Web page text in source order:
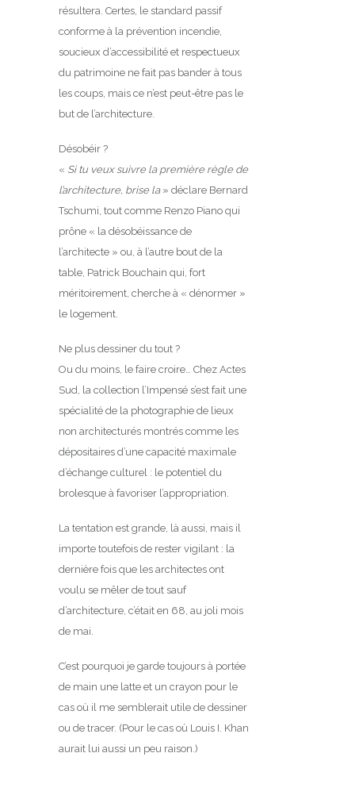
résultera. Certes, le standard passif
conforme à la prévention incendie,
soucieux d’accessibilité et respectueux
du patrimoine ne fait pas bander à tous
les coups, mais ce n’est peut-être pas le
but de l’architecture.
Désobéir ?
« Si tu veux suivre la première règle de
l’architecture, brise la» déclare Bernard
Tschumi, tout comme Renzo Piano qui
prône « la désobéissance de
l’architecte » ou, à l’autre bout de la
table, Patrick Bouchain qui, fort
méritoirement, cherche à « dénormer »
le logement.
Ne plus dessiner du tout ?
Ou du moins, le faire croire… Chez Actes
Sud, la collection l’Impensé s’est fait une
spécialité de la photographie de lieux
non architecturés montrés comme les
dépositaires d’une capacité maximale
d’échange culturel : le potentiel du
brolesque à favoriser l’appropriation.
La tentation est grande, là aussi, mais il
importe toutefois de rester vigilant : la
dernière fois que les architectes ont
voulu se mêler de tout sauf
d’architecture, c’était en 68, au joli mois
de mai.
C’est pourquoi je garde toujours à portée
de main une latte et un crayon pour le
cas où il me semblerait utile de dessiner
ou de tracer. (Pour le cas où Louis I. Khan
aurait lui aussi un peu raison.)